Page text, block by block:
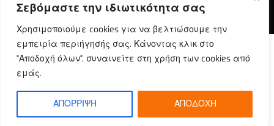
Σεβόμαστε την ιδιωτικότητα σας
Χρησιμοποιούμε cookies για να βελτιώσουμε την
εμπειρία περιήγησής σας. Κάνοντας κλικ στο
"Αποδοχή όλων", συναινείτε στη χρήση των cookies από
εμάς.
ΑΠΟΡΡΙΨΗ ΑΠΟΔΟΧΗ
Blog
© Outrun 2023. All rights reserved | Produced by
ETOUCH